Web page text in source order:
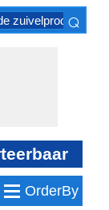
zuivelproducten
⌕
≡ OrderBy